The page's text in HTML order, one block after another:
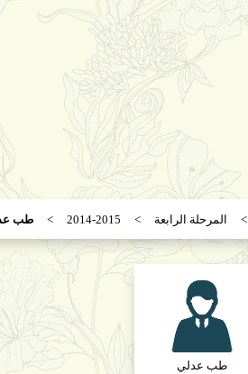
المرحلة الرابعة 2014-2015 طب
طب عدلي